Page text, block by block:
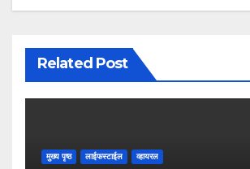
Related Post
मुख्य पृष्ठ लाईफस्टाईल व्हायरल